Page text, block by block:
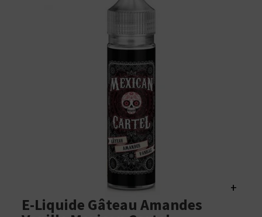
+
E-Liquide Gâteau Amandes